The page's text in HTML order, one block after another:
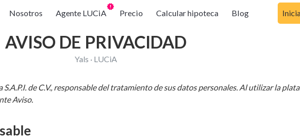
Nosotros Agente LUCiA Precio Calcular hipoteca Blog
AVISO DE PRIVACIDAD
Yals · LUCiA
de C.V., responsable del tratamiento de sus datos personales. Al utilizar la
Aviso.